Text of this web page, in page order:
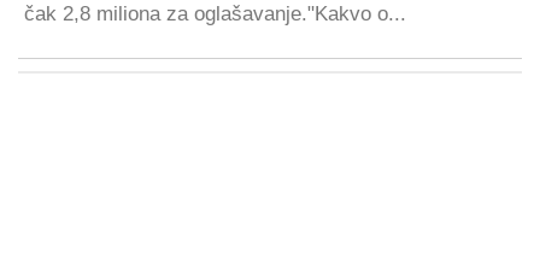
čak 2,8 miliona za oglašavanje."Kakvo o...